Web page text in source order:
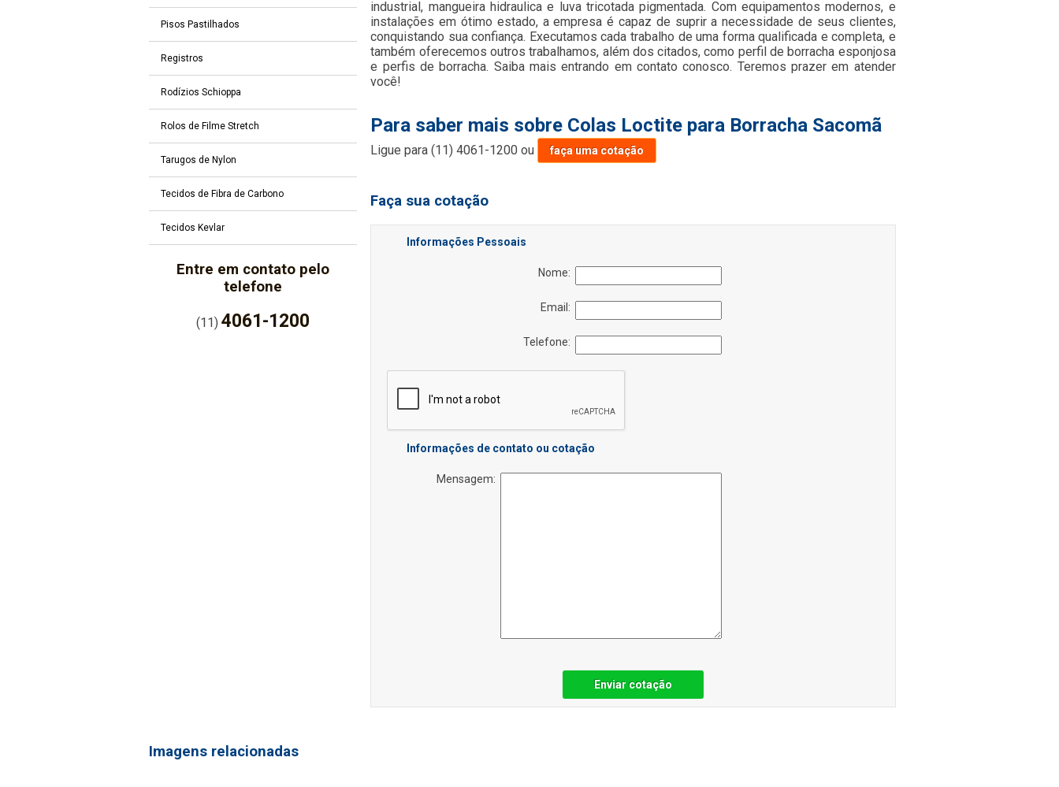
Pisos Pastilhados
Registros
Rodízios Schioppa
Rolos de Filme Stretch
Tarugos de Nylon
Tecidos de Fibra de Carbono
Tecidos Kevlar
Entre em contato pelo
telefone
(11)4061-1200
industrial, mangueira hidraulica e luva tricotada pigmentada. Com equipamentos modernos, e
instalações em ótimo estado, a empresa é capaz de suprir a necessidade de seus clientes,
conquistando sua confiança. Executamos cada trabalho de uma forma qualificada e completa, e
também oferecemos outros trabalhamos, além dos citados, como perfil de borracha esponjosa
e perfis de borracha. Saiba mais entrando em contato conosco. Teremos prazer em atender
você!
Para saber mais sobre Colas Loctite para Borracha Sacomã
Ligue para(11) 4061-1200 ou faça uma cotação
Faça sua cotação
Informações Pessoais
Nome:
Email:
Telefone:
Informações de contato ou cotação
Mensagem:
Enviar cotação
Imagens relacionadas